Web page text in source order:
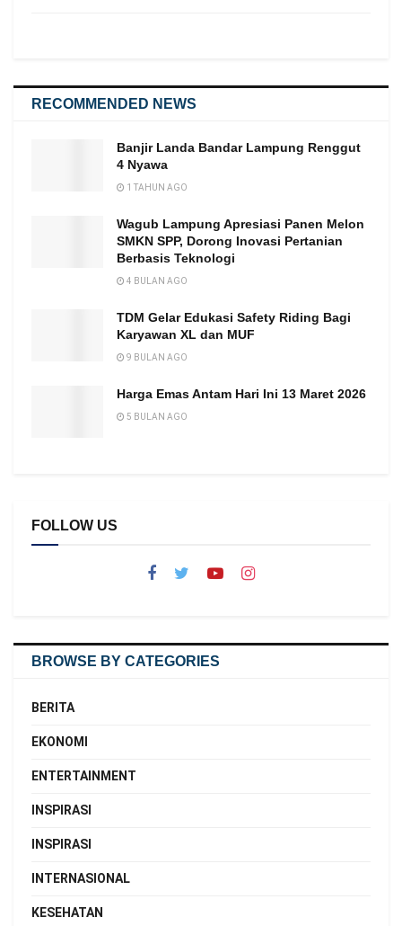
RECOMMENDED NEWS
Banjir Landa Bandar Lampung Renggut
4 Nyawa
1 TAHUN AGO
Wagub Lampung Apresiasi Panen Melon
SMKN SPP, Dorong Inovasi Pertanian
Berbasis Teknologi
4 BULAN AGO
TDM Gelar Edukasi Safety Riding Bagi
Karyawan XL dan MUF
9 BULAN AGO
Harga Emas Antam Hari Ini 13 Maret 2026
5 BULAN AGO
FOLLOW US
BROWSE BY CATEGORIES
BERITA
EKONOMI
ENTERTAINMENT
INSPIRASI
INSPIRASI
INTERNASIONAL
KESEHATAN